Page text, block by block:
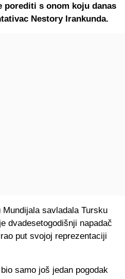
porediti s onom koju danas
Nestory Irankunda.
savladala Tursku
dvadesetogodišnji napadač
put svojoj reprezentaciji
samo još jedan pogodak